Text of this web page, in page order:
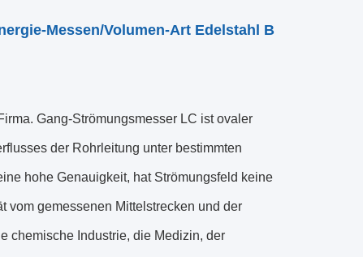
Messen/Volumen-Art Edelstahl B
Gang-Strömungsmesser LC ist ovaler
der Rohrleitung unter bestimmten
hohe Genauigkeit, hat Strömungsfeld keine
vom gemessenen Mittelstrecken und der
chemische Industrie, die Medizin, der